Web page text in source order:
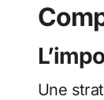
Une